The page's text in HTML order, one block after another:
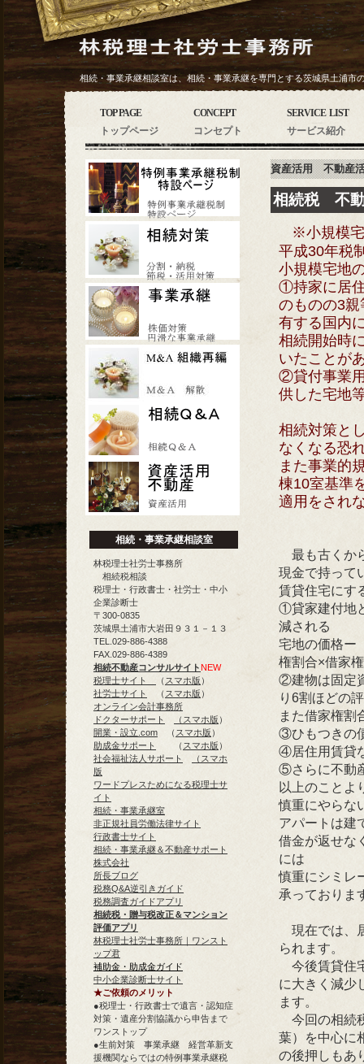
相続・事業承継相談室は、相続・事業承継を専門とする茨城県土浦市
資産活用 不動産
相続税 不
※小規模
平成30年税
小規模宅地
①持家に居
のものの3
有する国内
相続開始時
いたことが
②貸付事業
供した宅地
相続対策と
なくなる恐
また事業的
棟10室基準
適用をされ
最も古くか
現金で持って
賃貸住宅にす
①貸家建付地
減される
宅地の価格ー
権割合×借家
②建物は固定
り6割ほどの
また借家権割
③ひもつきの
④居住用賃貸
⑤さらに不動
以上のことよ
慎重にやらな
アパートは建
借金が返せな
には
慎重にシミレ
承っておりま
現在では、
られます。
今後賃貸住
に大きく減少
ます。
今回の相続
葉）を中心に
の後押しもあ
トップページ
TOP PAGE
コンセプト
CONCEPT
サービス紹介
SERVICE LIST
相続・事業承継相談室
林税理士社労士事務所
相続税相談
税理士・行政書士・社労士・中小
企業診断士
〒300-0835
茨城県土浦市大岩田９３１－１３
TEL.029-886-4388
FAX.029-886-4389
相続不動産コンサルサイトNEW
税理士サイト
（ スマホ版 ）
社労士サイト
（ スマホ版 ）
オンライン会計事務所
ドクターサポート
（スマホ版 ）
開業・設立.com （ スマホ版 ）
助成金サポート
（ スマホ版 ）
社会福祉法人サポート
（スマホ
版
ワードプレスためになる税理士サ
イト
相続・事業承継室
非正規社員労働法律サイト
行政書士サイト
相続・事業承継＆不動産サポート
株式会社
所長ブログ
税務Q&A逆引きガイド
税務調査ガイドアプリ
相続税・贈与税改正＆マンション
評価アプリ
林税理士社労士事務所｜ワンスト
ップ君
補助金・助成金ガイド
中小企業診断士サイト
★ご依頼のメリット
●税理士・行政書士で遺言・認知症
対策・遺産分割協議から申告まで
ワンストップ
●生前対策 事業承継 経営革新支
援機関ならではの特例事業承継税